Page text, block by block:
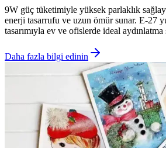
9W güç tüketimiyle yüksek parlaklık
enerji tasarrufu ve uzun ömür sunar. E-27
tasarımıyla ev ve ofislerde ideal aydınlatma
Daha fazla bilgi edinin